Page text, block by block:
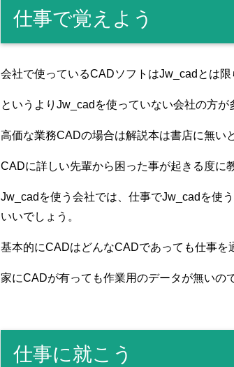
仕事で覚えよう
会社で使っているCADソフトはJw_cadとは限
というよりJw_cadを使っていない会社の方が
高価な業務CADの場合は解説本は書店に無い
CADに詳しい先輩から困った事が起きる度に
Jw_cadを使う会社では、仕事でJw_cadを使
いいでしょう。
基本的にCADはどんなCADであっても仕事を
家にCADが有っても作業用のデータが無いの
仕事に就こう